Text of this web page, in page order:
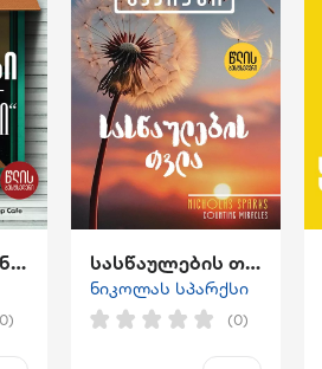
შემწვარი მწვანე პომიდვრები კაფე "უისელ სტოპში" სასწაულების თვლა
ნიკოლას სპარქსი
(0)